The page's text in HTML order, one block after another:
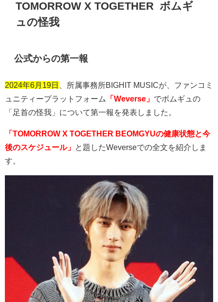
TOMORROW X TOGETHER ボムギ
ュの怪我
公式からの第一報
2024年6月19日 、所属事務所BIGHIT MUSICが、ファンコミ
ュニティープラットフォーム
「Weverse」 でボムギュの
「足首の怪我」について第一報を発表しました。
「TOMORROW X TOGETHER BEOMGYUの健康状態と今
後のスケジュール」
と題したWeverseでの全文を紹介しま
す。